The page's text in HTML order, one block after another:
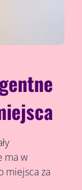
ma w
miejsca za